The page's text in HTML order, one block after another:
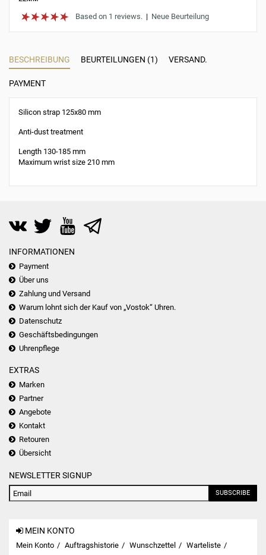
Based on 1 reviews. | Neue Beurteilung
BESCHREIBUNG BEURTEILUNGEN (1) VERSAND.
PAYMENT
Silicon strap 125x80 mm
Anti-dust treatment
Length 130-185 mm
Maximum wrist size 210 mm
INFORMATIONEN
Payment
Über uns
Zahlung und Versand
Warum lohnt sich der Kauf von „Vostok“ Uhren.
Datenschutz
Geschäftsbedingungen
Uhrenpflege
EXTRAS
Marken
Partner
Angebote
Kontakt
Retouren
Übersicht
NEWSLETTER SIGNUP
SUBSCRIBE
MEIN KONTO
Mein Konto Auftragshistorie Wunschzettel
Warteliste